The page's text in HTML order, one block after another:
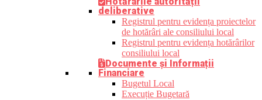
deliberative
Registrul pentru evidența proiectelor
de hotărâri ale consiliului local
Registrul pentru evidența hotărârilor
consiliului local
Documente și Informații
Financiare
Bugetul Local
Execuție Bugetară